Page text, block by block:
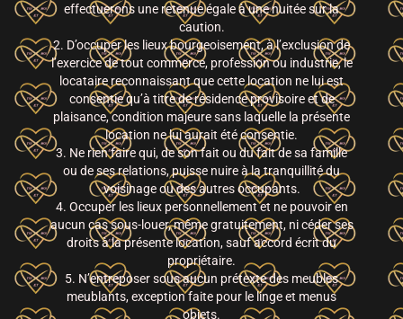
effectuerons une retenue égale à une nuitée sur la
caution.
2. D’occuper les lieux bourgeoisement, à l’exclusion de
l’exercice de tout commerce, profession ou industrie, le
locataire reconnaissant que cette location ne lui est
consentie qu’à titre de résidence provisoire et de
plaisance, condition majeure sans laquelle la présente
location ne lui aurait été consentie.
3. Ne rien faire qui, de son fait ou du fait de sa famille
ou de ses relations, puisse nuire à la tranquillité du
voisinage ou des autres occupants.
4. Occuper les lieux personnellement et ne pouvoir en
aucun cas sous-louer, même gratuitement, ni céder ses
droits à la présente location, sauf accord écrit du
propriétaire.
5. N’entreposer sous aucun prétexte des meubles
meublants, exception faite pour le linge et menus
objets.